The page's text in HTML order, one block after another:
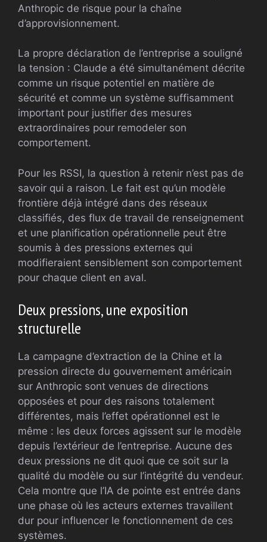
Anthropic de risque pour la chaîne
d’approvisionnement.
La propre déclaration de l’entreprise a souligné
la tension : Claude a été simultanément décrite
comme un risque potentiel en matière de
sécurité et comme un système suffisamment
important pour justifier des mesures
extraordinaires pour remodeler son
comportement.
Pour les RSSI, la question à retenir n’est pas de
savoir qui a raison. Le fait est qu’un modèle
frontière déjà intégré dans des réseaux
classifiés, des flux de travail de renseignement
et une planification opérationnelle peut être
soumis à des pressions externes qui
modifieraient sensiblement son comportement
pour chaque client en aval.
Deux pressions, une exposition
structurelle
La campagne d’extraction de la Chine et la
pression directe du gouvernement américain
sur Anthropic sont venues de directions
opposées et pour des raisons totalement
différentes, mais l’effet opérationnel est le
même : les deux forces agissent sur le modèle
depuis l’extérieur de l’entreprise. Aucune des
deux pressions ne dit quoi que ce soit sur la
qualité du modèle ou sur l’intégrité du vendeur.
Cela montre que l’IA de pointe est entrée dans
une phase où les acteurs externes travaillent
dur pour influencer le fonctionnement de ces
systèmes.